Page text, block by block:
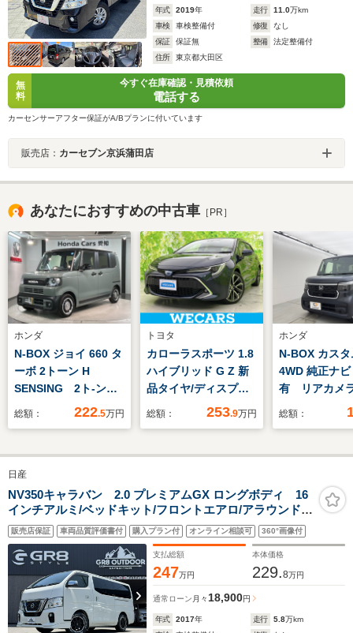
年式 2019年 走行 11.0万km
車検
車検整備付 修復
なし
保証
保証無 整備
法定整備付
住所
東京都大田区
無
料
今すぐ在庫確認・見積依頼
電話する
カーセンサーアフター保証がA/Bプランに付いています
販売店： カーセブン京浜蒲田店
あなたにおすすめの中古車 ［PR］
ホンダ
N-BOX ジョイ 660 タ
ーボ 2トーン H
SENSING 2ト-ン
新車保証 試乗車 ワ
ラ BTオ-ディオ
シ-トヒ-タ- ETC
LEDライト 両側電動
ドア VSA クルコ
ン AAC
総額： 222.5万円
トヨタ
カローラスポーツ 1.8
ハイブリッド G Z 新
品タイヤ/ディスプレ
イオーディオ+ナビ9
逸脱防止支援システ
ー/ドライブレコーダ
ー 前後/ヘッドランプ
LED
総額： 253.9万円
ホンダ
N-BOX カス
4WD 純正ナ
有 リアカメ
AW付夏タイヤ
総額：
日産
NV350キャラバン 2.0 プレミアムGX ロングボディ 16
インチアルミ/ベッドキット/フロントエアロ/アラウンドビ
ューモニター/衝突軽減ブレーキ/純正7インチナビ/ETC/横
滑り防止装置/両側小窓付きスライドドア/キャンピングカ
ー/車中泊
販売店保証 車両品質評価書付 購入プラン付 オンライン相談可 360°画像付
支払総額
247万円
本体価格
229.8万円
通常ローン 月々 18,900円
年式 2017年 走行 5.8万km